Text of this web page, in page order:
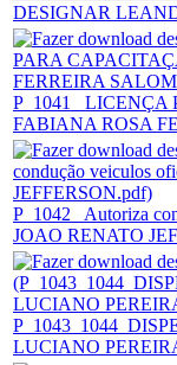
DESIGNAR
P_1041_
FABIANA ROSA
P_1042_ Autoriza
JOAO RENATO
LUCIANO